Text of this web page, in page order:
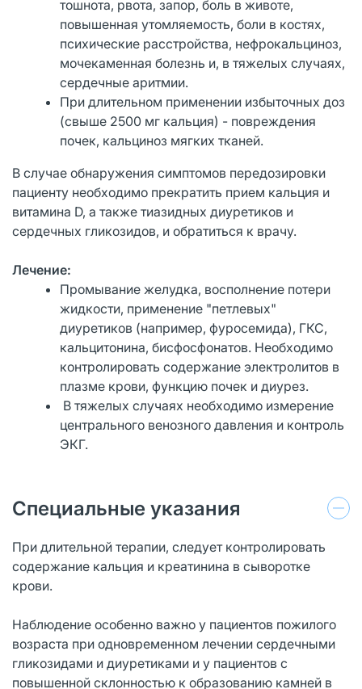
тошнота, рвота, запор, боль в животе,
повышенная утомляемость, боли в костях,
психические расстройства, нефрокальциноз,
мочекаменная болезнь и, в тяжелых случаях,
сердечные аритмии.
При длительном применении избыточных доз
(свыше 2500 мг кальция) - повреждения
почек, кальциноз мягких тканей.
В случае обнаружения симптомов передозировки
пациенту необходимо прекратить прием кальция и
витамина D, а также тиазидных диуретиков и
сердечных гликозидов, и обратиться к врачу.
Лечение:
Промывание желудка, восполнение потери
жидкости, применение "петлевых"
диуретиков (например, фуросемида), ГКС,
кальцитонина, бисфосфонатов. Необходимо
контролировать содержание электролитов в
плазме крови, функцию почек и диурез.
В тяжелых случаях необходимо измерение
центрального венозного давления и контроль
ЭКГ.
Специальные указания
При длительной терапии, следует контролировать
содержание кальция и креатинина в сыворотке
крови.
Наблюдение особенно важно у пациентов пожилого
возраста при одновременном лечении сердечными
гликозидами и диуретиками и у пациентов с
повышенной склонностью к образованию камней в